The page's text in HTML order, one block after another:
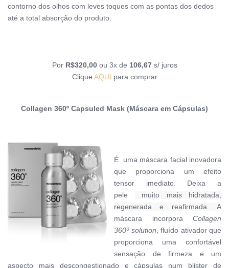
contorno dos olhos com leves toques com as pontas dos dedos
até a total absorção do produto.
PorR$320,00 ou 3x de 106,67 s/ juros
Clique AQUI para comprar
Collagen 360º Capsuled Mask (Máscara em Cápsulas)
É
uma máscara facial inovadora
que proporciona um efeito
tensor imediato. Deixa a
pele
muito mais hidratada,
regenerada e reafirmada. A
máscara incorpora
Collagen
360º solution , fluído ativador que
proporciona uma confortável
sensação de firmeza e um
aspecto mais descongestionado ecápsulas num blister de